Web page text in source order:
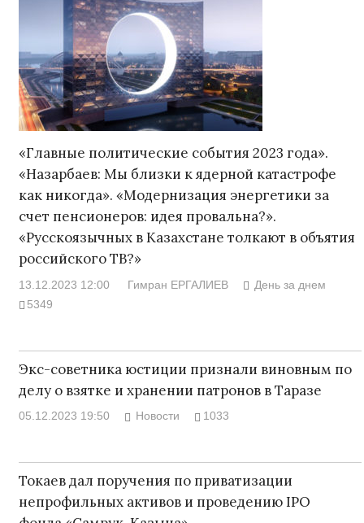
«Главные политические события 2023 года».
«Назарбаев: Мы близки к ядерной катастрофе
как никогда». «Модернизация энергетики за
счет пенсионеров: идея провальна?».
«Русскоязычных в Казахстане толкают в объятия
российского ТВ?»
13.12.2023 12:00 Гимран ЕРГАЛИЕВ
День за днем
5349
Экс-советника юстиции признали виновным по
делу о взятке и хранении патронов в Таразе
05.12.2023 19:50 Новости 1033
Токаев дал поручения по приватизации
непрофильных активов и проведению IPO